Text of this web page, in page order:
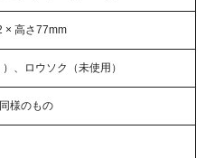
× 高さ77mm
、ロウソク（未使用）
様のもの